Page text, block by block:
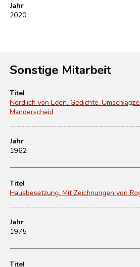
Jahr
2020
Sonstige Mitarbeit
Titel
Nördlich von Eden. Gedichte.
Manderscheid
Jahr
1962
Titel
Hausbesetzung. Mit Zeichnungen von
Jahr
1975
Titel